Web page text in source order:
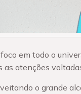
em todo o
as atenções
o grande